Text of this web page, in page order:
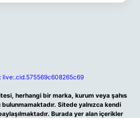
live:.cid.575569c608265c69
herhangi bir marka, kurum veya şahıs
Sitede yalnızca kendi
Burada yer alan içerikler